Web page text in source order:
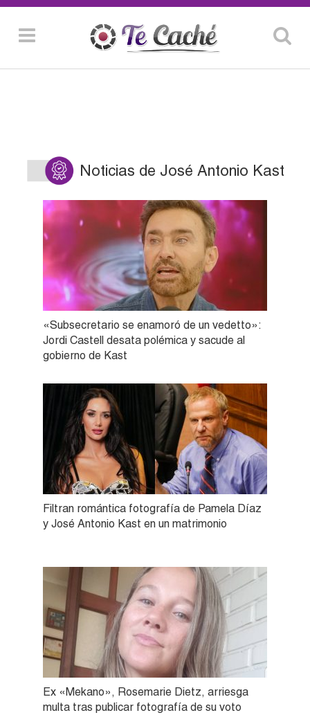
Noticias de José Antonio Kast
«Subsecretario se enamoró de un vedetto»:
Jordi Castell desata polémica y sacude al
gobierno de Kast
Filtran romántica fotografía de Pamela Díaz
y José Antonio Kast en un matrimonio
Ex «Mekano», Rosemarie Dietz, arriesga
multa tras publicar fotografía de su voto